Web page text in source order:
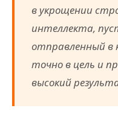
в укрощении
интеллекта,
отправленный в
точно в цель и
высокий